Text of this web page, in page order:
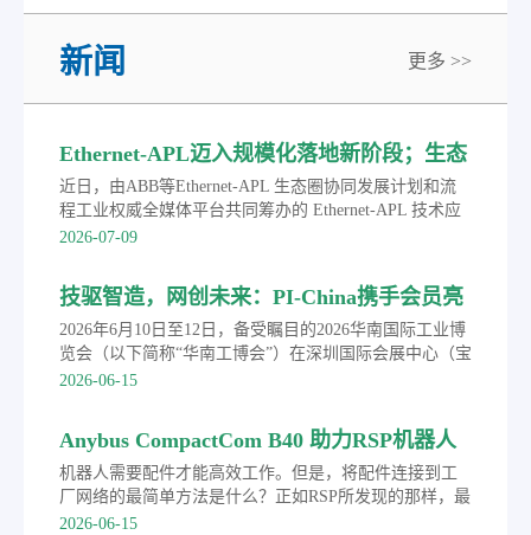
新闻 更多 >>
Ethernet-APL迈入规模化落地新阶段；生态
圈联合发布APL选型手册
近日，由ABB等Ethernet-APL 生态圈协同发展计划和流
程工业权威全媒体平台共同筹办的 Ethernet-APL 技术应
用巡回研讨会首站落地浙江宁波。会上，生态圈成员单
工业以太网技术与深耕行业的实践积淀，ABB 致力于助
力广大流程工业用户打通端到端完整数据链路，打破传
统数据孤岛，为工厂智能化转型和迈向AI驱动的自主智
能运营夯实数据根基。
2026-07-09
技驱智造，网创未来：PI-China携手会员亮
相华南工博会并成功举办PROFINET技术路
演
2026年6月10日至12日，备受瞩目的2026华南国际工业博
览会（以下简称“华南工博会”）在深圳国际会展中心（宝
安新馆）盛大举行。作为工业通信与自动化技术领域的
专业委员会（PI-China）携手多家会员单位亮相本次盛
会，并同期举办了“技驱智造 网创未来”2026年
PROFINET技术路演，全面展示了以PROFINET技术为核
心的工业通信创新成果，成为本届展会推动制造业数字
化转型的一大亮点。
2026-06-15
Anybus CompactCom B40 助力RSP机器人
配件客户实现PROFINET等主流协议
机器人需要配件才能高效工作。但是，将配件连接到工
厂网络的最简单方法是什么？正如RSP所发现的那样，最
简单的方法是使用Anybus的现成产品和专业知识。
2026-06-15